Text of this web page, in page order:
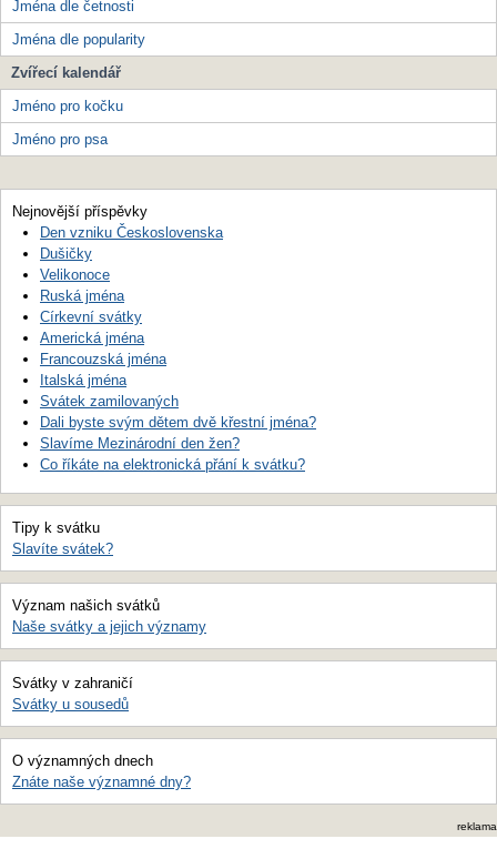
Jména dle četnosti
Jména dle popularity
Zvířecí kalendář
Jméno pro kočku
Jméno pro psa
Nejnovější příspěvky
Den vzniku Československa
Dušičky
Velikonoce
Ruská jména
Církevní svátky
Americká jména
Francouzská jména
Italská jména
Svátek zamilovaných
Dali byste svým dětem dvě křestní jména?
Slavíme Mezinárodní den žen?
Co říkáte na elektronická přání k svátku?
Tipy k svátku
Slavíte svátek?
Význam našich svátků
Naše svátky a jejich významy
Svátky v zahraničí
Svátky u sousedů
O významných dnech
Znáte naše významné dny?
reklama